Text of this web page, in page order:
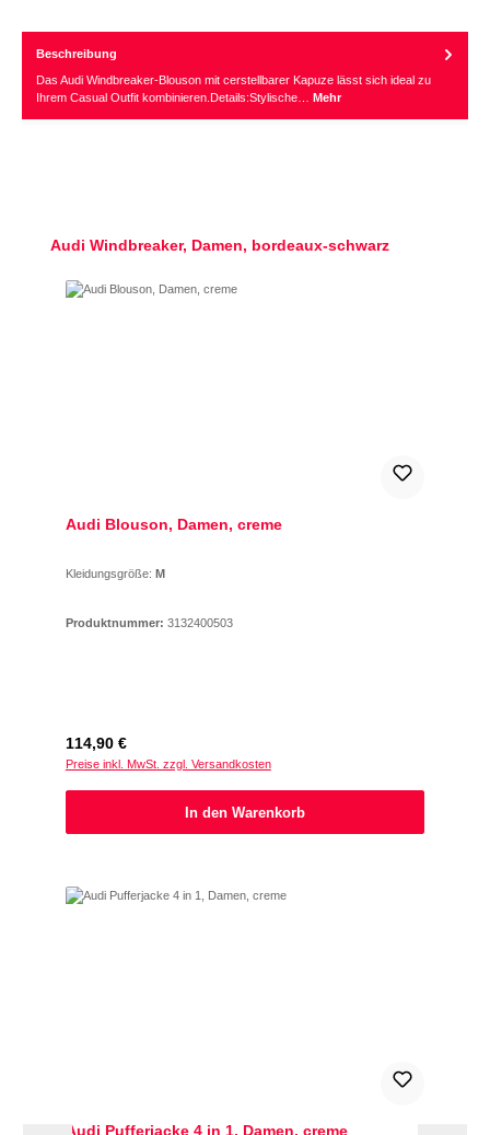
Beschreibung
Das Audi Windbreaker-Blouson mit cerstellbarer Kapuze lässt sich ideal zu
Ihrem Casual Outfit kombinieren.Details:Stylische… Mehr
Produktgalerie überspringen
Audi Windbreaker, Damen, bordeaux-schwarz
Audi Blouson, Damen, creme
Kleidungsgröße: M
Produktnummer: 3132400503
Regulärer Preis:
114,90 €
Preise inkl. MwSt. zzgl. Versandkosten
In den Warenkorb
Audi Pufferjacke 4 in 1, Damen, creme